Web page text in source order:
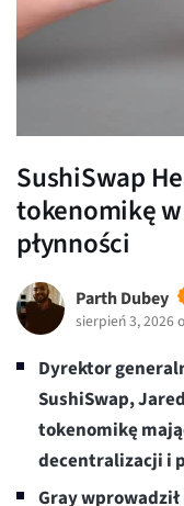
SushiSwap
tokenomikę
płynności
Parth Dubey
sierpień 3, 2026
Dyrektor
SushiSwap,
tokenomikę
decentralizacji i
Gray